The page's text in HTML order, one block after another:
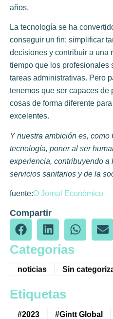
años.
La tecnología se ha
conseguir un fin: simplificar
decisiones y contribuir a una
tiempo que los profesionales
tareas administrativas. Pero
tenemos que ser capaces de
cosas de forma diferente
excelentes.
Y nuestra ambición es, como
tecnología, poner al ser
experiencia, contribuyendo a
servicios sanitarios y de la
fuente:O Jornal Económico
Compartir
Categorías
noticias Sin
Etiquetas
#2023 #Gintt Global